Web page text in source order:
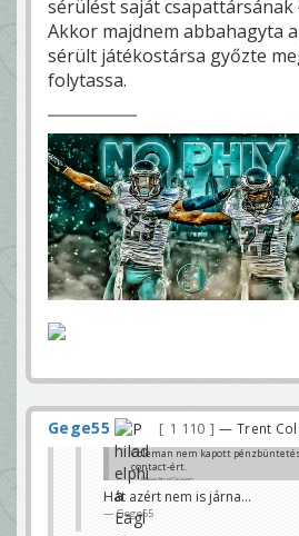
sérülést saját csapattársának
Akkor majdnem abbahagyta
sérült játékostársa győzte
folytassa.
Gege55 1 110 — Trent
Coleman nem kapott
contact-ért.
BleedingGreen
Hát azért nem is járna...
Gege55